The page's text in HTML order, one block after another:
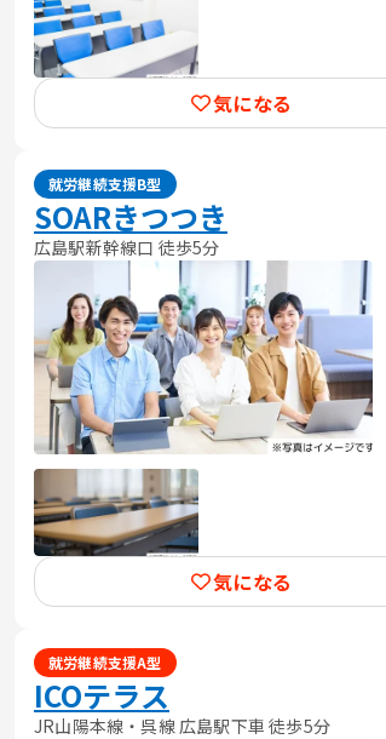
気になる
就労継続支援B型
SOARきつつき
広島駅新幹線口 徒歩5分
気になる
就労継続支援A型
ICOテラス
JR山陽本線・呉線 広島駅下車 徒歩5分